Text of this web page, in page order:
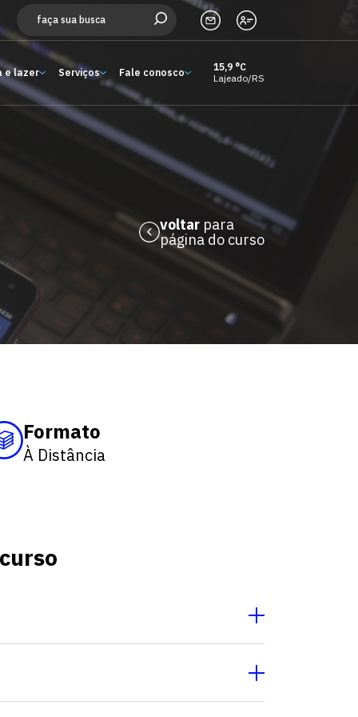
e lazer Serviços Fale conosco
15,9 °C
Lajeado/RS
Estude aqui
Ensino
Cultura e lazer
voltar para
página do curso
Formato
À Distância